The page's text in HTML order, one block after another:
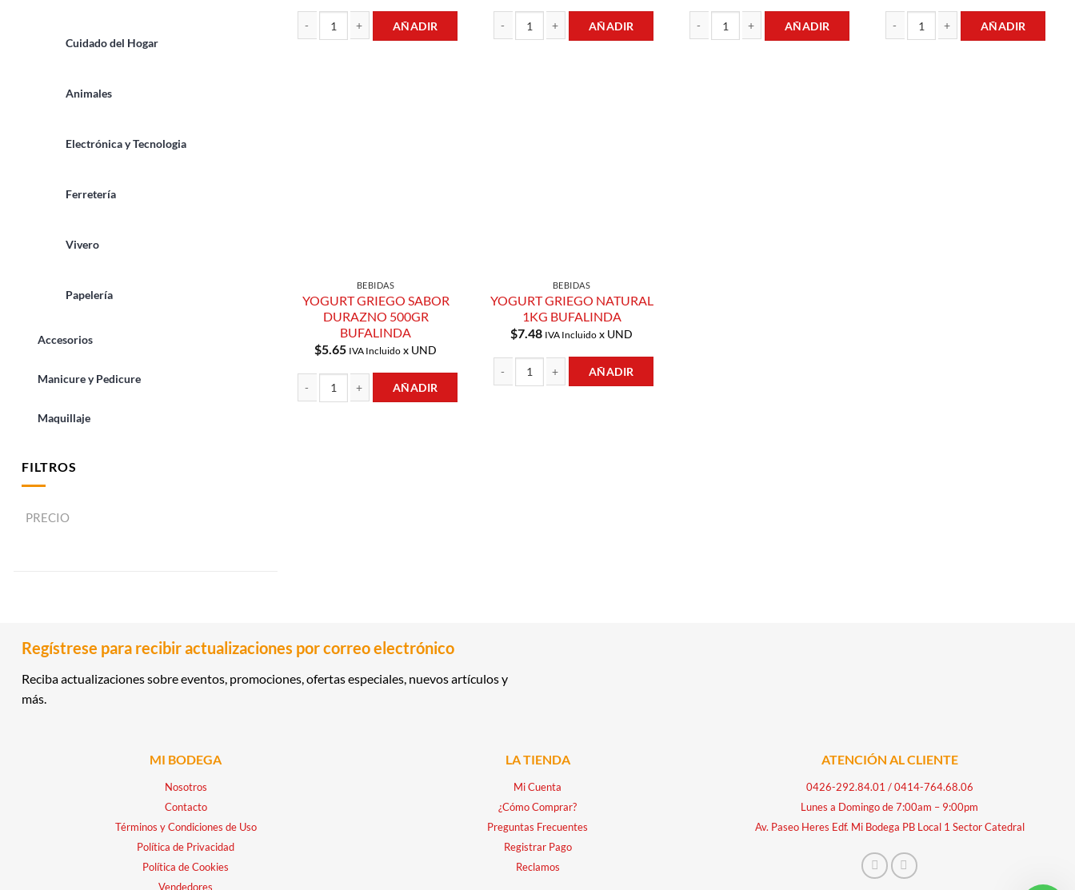
Cuidado del Hogar
Animales
Electrónica y Tecnologia
Ferretería
Vivero
Papelería
Accesorios
Manicure y Pedicure
Maquillaje
FILTROS
PRECIO
AÑADIR AÑADIR AÑADIR AÑADIR
BEBIDAS
YOGURT GRIEGO SABOR
DURAZNO 500GR
BUFALINDA
$5.65 IVA Incluido x UND
AÑADIR
BEBIDAS
YOGURT GRIEGO NATURAL
1KG BUFALINDA
$7.48 IVA Incluido x UND
AÑADIR
Regístrese para recibir actualizaciones por correo electrónico
Reciba actualizaciones sobre eventos, promociones, ofertas especiales, nuevos artículos y
más.
MI BODEGA
Nosotros
Contacto
Términos y Condiciones de Uso
Política de Privacidad
Política de Cookies
Vendedores
LA TIENDA
Mi Cuenta
¿Cómo Comprar?
Preguntas Frecuentes
Registrar Pago
Reclamos
ATENCIÓN AL CLIENTE
0426-292.84.01 /0414-764.68.06
Lunes a Domingo de 7:00am – 9:00pm
Av. Paseo Heres Edf. Mi Bodega PB Local 1 Sector Catedral